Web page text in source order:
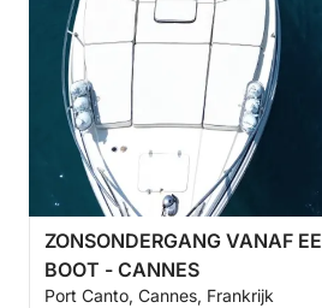
Gratis formule: Je neemt je
drankjes mee (er is een
beschikbaar).
Ik kan een dagtrip maken met
onderwatercamera en
Ik wacht je aan boord op.
ZONSONDERGANG VANAF
BOOT - CANNES
Port Canto, Cannes, Frankrijk